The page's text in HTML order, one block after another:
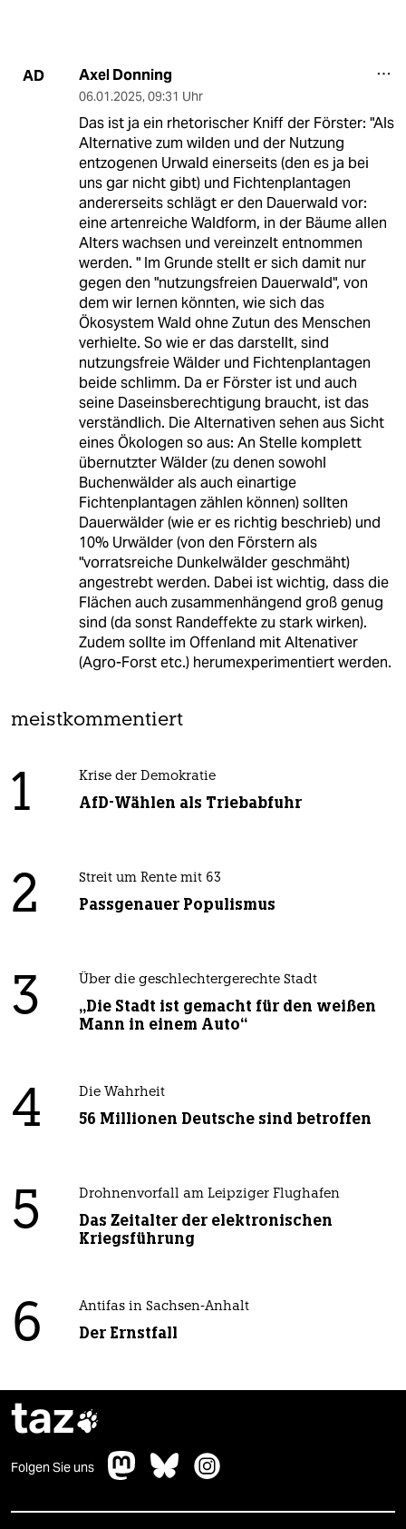
AD Axel Donning
06.01.2025, 09:31 Uhr
Das ist ja ein rhetorischer Kniff der Förster: "Als
Alternative zum wilden und der Nutzung
entzogenen Urwald einerseits (den es ja bei
uns gar nicht gibt) und Fichtenplantagen
andererseits schlägt er den Dauerwald vor:
eine artenreiche Waldform, in der Bäume allen
Alters wachsen und vereinzelt entnommen
werden. " Im Grunde stellt er sich damit nur
gegen den "nutzungsfreien Dauerwald", von
dem wir lernen könnten, wie sich das
Ökosystem Wald ohne Zutun des Menschen
verhielte. So wie er das darstellt, sind
nutzungsfreie Wälder und Fichtenplantagen
beide schlimm. Da er Förster ist und auch
seine Daseinsberechtigung braucht, ist das
verständlich. Die Alternativen sehen aus Sicht
eines Ökologen so aus: An Stelle komplett
übernutzter Wälder (zu denen sowohl
Buchenwälder als auch einartige
Fichtenplantagen zählen können) sollten
Dauerwälder (wie er es richtig beschrieb) und
10% Urwälder (von den Förstern als
"vorratsreiche Dunkelwälder geschmäht)
angestrebt werden. Dabei ist wichtig, dass die
Flächen auch zusammenhängend groß genug
sind (da sonst Randeffekte zu stark wirken).
Zudem sollte im Offenland mit Altenativer
(Agro-Forst etc.) herumexperimentiert werden.
meistkommentiert
1 Krise der Demokratie
AfD-Wählen als Triebabfuhr
2 Streit um Rente mit 63
Passgenauer Populismus
3 Über die geschlechtergerechte Stadt
„Die Stadt ist gemacht für den weißen
Mann in einem Auto“
4 Die Wahrheit
56 Millionen Deutsche sind betroffen
5 Drohnenvorfall am Leipziger Flughafen
Das Zeitalter der elektronischen
Kriegsführung
6 Antifas in Sachsen-Anhalt
Der Ernstfall
taz
Folgen Sie uns